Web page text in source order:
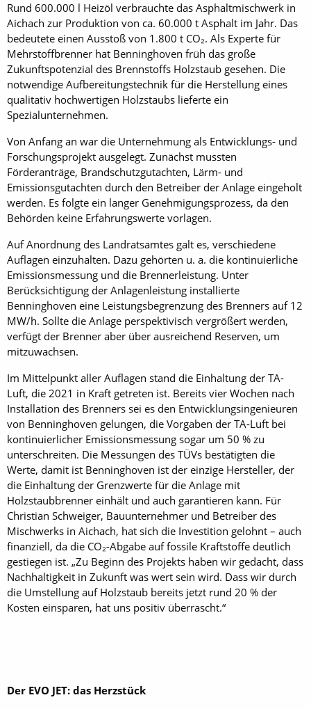
Rund 600.000 l Heizöl verbrauchte das Asphaltmischwerk in
Aichach zur Produktion von ca. 60.000 t Asphalt im Jahr. Das
bedeutete einen Ausstoß von 1.800 t CO₂. Als Experte für
Mehrstoffbrenner hat Benninghoven früh das große
Zukunftspotenzial des Brennstoffs Holzstaub gesehen. Die
notwendige Aufbereitungstechnik für die Herstellung eines
qualitativ hochwertigen Holzstaubs lieferte ein
Spezialunternehmen.
Von Anfang an war die Unternehmung als Entwicklungs- und
Forschungsprojekt ausgelegt. Zunächst mussten
Förderanträge, Brandschutzgutachten, Lärm- und
Emissionsgutachten durch den Betreiber der Anlage eingeholt
werden. Es folgte ein langer Genehmigungsprozess, da den
Behörden keine Erfahrungswerte vorlagen.
Auf Anordnung des Landratsamtes galt es, verschiedene
Auflagen einzuhalten. Dazu gehörten u. a. die kontinuierliche
Emissionsmessung und die Brennerleistung. Unter
Berücksichtigung der Anlagenleistung installierte
Benninghoven eine Leistungsbegrenzung des Brenners auf 12
MW/h. Sollte die Anlage perspektivisch vergrößert werden,
verfügt der Brenner aber über ausreichend Reserven, um
mitzuwachsen.
Im Mittelpunkt aller Auflagen stand die Einhaltung der TA-
Luft, die 2021 in Kraft getreten ist. Bereits vier Wochen nach
Installation des Brenners sei es den Entwicklungsingenieuren
von Benninghoven gelungen, die Vorgaben der TA-Luft bei
kontinuierlicher Emissionsmessung sogar um 50 % zu
unterschreiten. Die Messungen des TÜVs bestätigten die
Werte, damit ist Benninghoven ist der einzige Hersteller, der
die Einhaltung der Grenzwerte für die Anlage mit
Holzstaubbrenner einhält und auch garantieren kann. Für
Christian Schweiger, Bauunternehmer und Betreiber des
Mischwerks in Aichach, hat sich die Investition gelohnt – auch
finanziell, da die CO₂-Abgabe auf fossile Kraftstoffe deutlich
gestiegen ist. „Zu Beginn des Projekts haben wir gedacht, dass
Nachhaltigkeit in Zukunft was wert sein wird. Dass wir durch
die Umstellung auf Holzstaub bereits jetzt rund 20 % der
Kosten einsparen, hat uns positiv überrascht.“
Der EVO JET: das Herzstück